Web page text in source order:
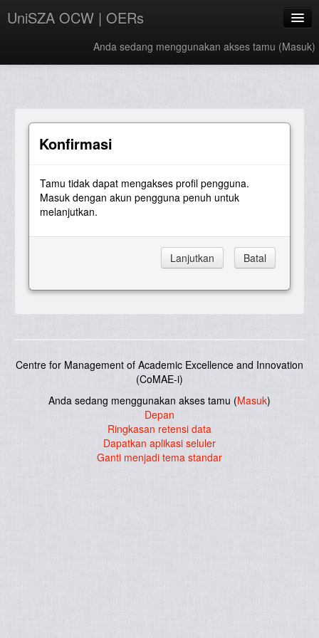
UniSZA OCW | OERs
Anda sedang menggunakan akses tamu (Masuk)
Bahasa Indonesia ‎(id)‎
Konfirmasi
Tamu tidak dapat mengakses profil pengguna.
Masuk dengan akun pengguna penuh untuk
melanjutkan.
Centre for Management of Academic Excellence and Innovation
(CoMAE-i)
Anda sedang menggunakan akses tamu (Masuk)
Depan
Ringkasan retensi data
Dapatkan aplikasi seluler
Ganti menjadi tema standar